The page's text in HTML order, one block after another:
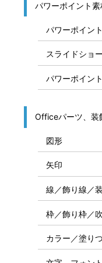
パワーポイント素
パワーポイン
スライドショ
パワーポイン
Officeパーツ、装
図形
矢印
線／飾り線／
枠／飾り枠／
カラー／塗り